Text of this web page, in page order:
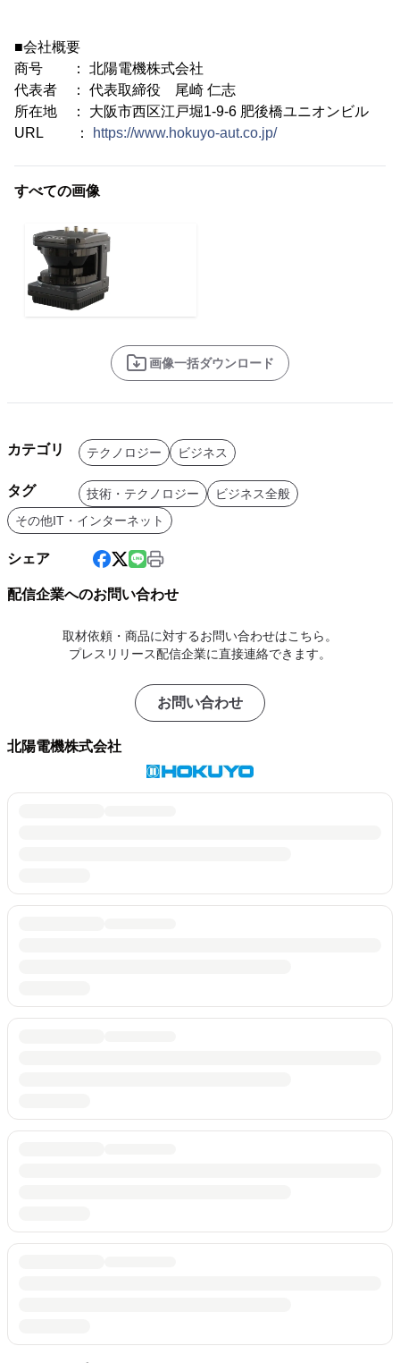
■会社概要
商号 ： 北陽電機株式会社
代表者 ： 代表取締役 尾崎 仁志
所在地 ： 大阪市西区江戸堀1-9-6 肥後橋ユニオンビル
URL ：
https://www.hokuyo-aut.co.jp/
すべての画像
画像一括ダウンロード
カテゴリ テクノロジー ビジネス
タグ 技術・テクノロジー
ビジネス全般
その他IT・インターネット
シェア
配信企業へのお問い合わせ
取材依頼・商品に対するお問い合わせはこちら。
プレスリリース配信企業に直接連絡できます。
お問い合わせ
北陽電機株式会社